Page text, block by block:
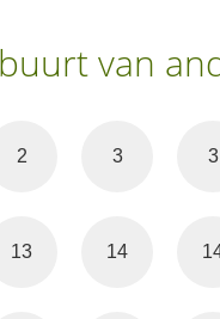
van
2 3 3
13 14